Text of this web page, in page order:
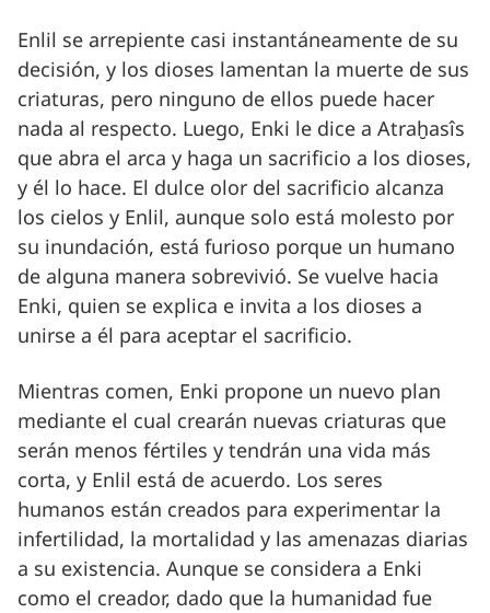
Enlil se arrepiente casi instantáneamente de su
decisión, y los dioses lamentan la muerte de sus
criaturas, pero ninguno de ellos puede hacer
nada al respecto. Luego, Enki le dice a Atraḫasîs
que abra el arca y haga un sacrificio a los dioses,
y él lo hace. El dulce olor del sacrificio alcanza
los cielos y Enlil, aunque solo está molesto por
su inundación, está furioso porque un humano
de alguna manera sobrevivió. Se vuelve hacia
Enki, quien se explica e invita a los dioses a
unirse a él para aceptar el sacrificio.
Mientras comen, Enki propone un nuevo plan
mediante el cual crearán nuevas criaturas que
serán menos fértiles y tendrán una vida más
corta, y Enlil está de acuerdo. Los seres
humanos están creados para experimentar la
infertilidad, la mortalidad y las amenazas diarias
a su existencia. Aunque se considera a Enki
como el creador, dado que la humanidad fue